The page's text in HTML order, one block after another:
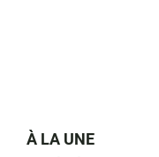
À LA UNE